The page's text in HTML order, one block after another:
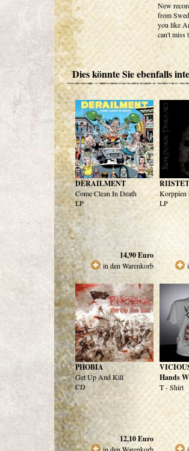
New
from
you like
can't miss
Dies könnte Sie ebenfalls
DERAILMENT
Come Clean In Death
LP
14,90Euro
in den Warenkorb
Korppien
LP
PHOBIA
Get Up And Kill
CD
12,10Euro
Hands
T - Shirt